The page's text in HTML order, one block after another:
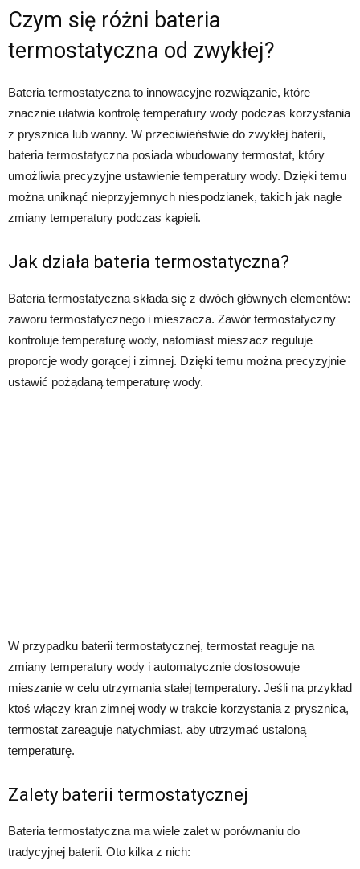
Czym się różni bateria
termostatyczna od zwykłej?
Bateria termostatyczna to innowacyjne rozwiązanie, które
znacznie ułatwia kontrolę temperatury wody podczas korzystania
z prysznica lub wanny. W przeciwieństwie do zwykłej baterii,
bateria termostatyczna posiada wbudowany termostat, który
umożliwia precyzyjne ustawienie temperatury wody. Dzięki temu
można uniknąć nieprzyjemnych niespodzianek, takich jak nagłe
zmiany temperatury podczas kąpieli.
Jak działa bateria termostatyczna?
Bateria termostatyczna składa się z dwóch głównych elementów:
zaworu termostatycznego i mieszacza. Zawór termostatyczny
kontroluje temperaturę wody, natomiast mieszacz reguluje
proporcje wody gorącej i zimnej. Dzięki temu można precyzyjnie
ustawić pożądaną temperaturę wody.
W przypadku baterii termostatycznej, termostat reaguje na
zmiany temperatury wody i automatycznie dostosowuje
mieszanie w celu utrzymania stałej temperatury. Jeśli na przykład
ktoś włączy kran zimnej wody w trakcie korzystania z prysznica,
termostat zareaguje natychmiast, aby utrzymać ustaloną
temperaturę.
Zalety baterii termostatycznej
Bateria termostatyczna ma wiele zalet w porównaniu do
tradycyjnej baterii. Oto kilka z nich: